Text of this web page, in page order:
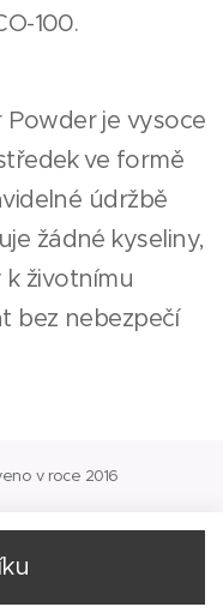
100.
Powder je vysoce
ve formě
údržbě
žádné kyseliny,
životnímu
bez nebezpečí
v roce 2016